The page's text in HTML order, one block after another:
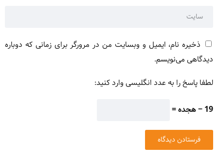
ذخیره نام، ایمیل و وبسایت من در مرورگر برای زمانی که دوباره
دیدگاهی می‌نویسم.
لطفا پاسخ را به عدد انگلیسی وارد کنید:
19 − هجده =